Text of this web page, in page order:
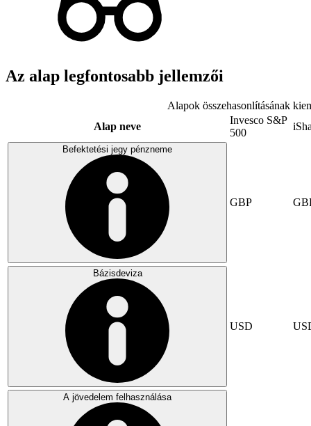
Az alap legfontosabb jellemzői
Alapok összehasonlításának
Alap neve
Invesco S&P
500
Befektetési jegy pénzneme
GBP
Bázisdeviza
USD
A jövedelem felhasználása